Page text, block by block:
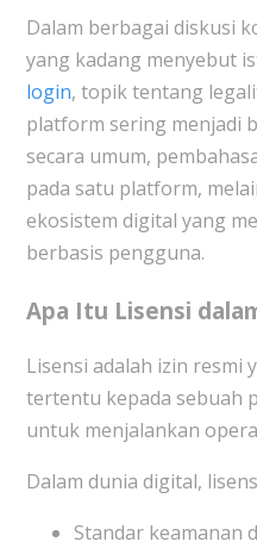
Dalam berbagai diskusi
yang kadang menyebut
login, topik tentang
platform sering menjadi
secara umum,
pada satu platform,
ekosistem digital yang
berbasis pengguna.
Apa Itu Lisensi
Lisensi adalah izin resmi
tertentu kepada sebuah
untuk menjalankan
Dalam dunia digital,
Standar keamanan